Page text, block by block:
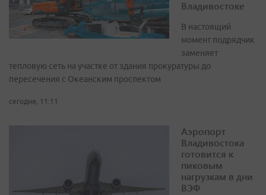
Владивостоке
В настоящий
момент подрядчик
заменяет
тепловую сеть на участке от здания прокуратуры до
пересечения с Океанским проспектом
сегодня, 11:11
Аэропорт
Владивостока
готовится к
пиковым
нагрузкам в дни
ВЭФ